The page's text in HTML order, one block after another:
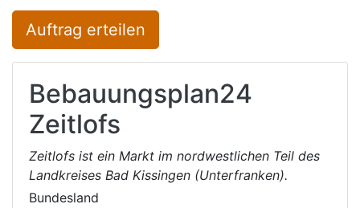
Auftrag erteilen
Bebauungsplan24
Zeitlofs
Zeitlofs ist ein Markt im nordwestlichen Teil des
Landkreises Bad Kissingen (Unterfranken).
Bundesland